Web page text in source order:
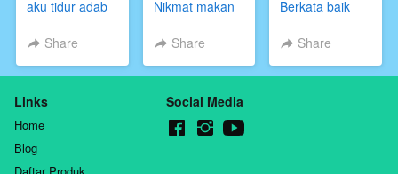
aku tidur adab
shalihShare
Nikmat makan
Adab makan
anak shalih
Share
Berkata baik
berucap anak
Share
Links
Home
Blog
Social Media